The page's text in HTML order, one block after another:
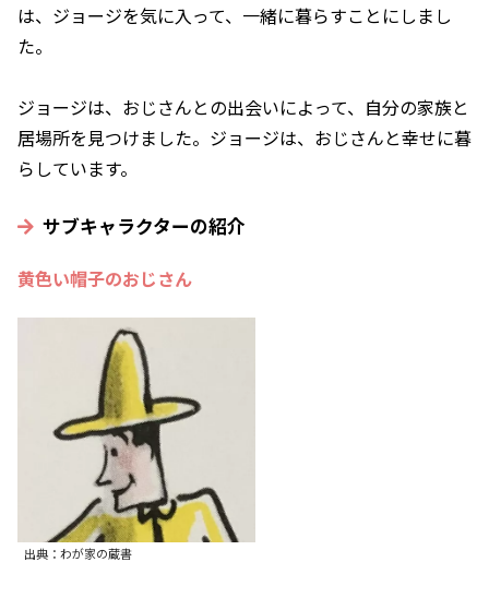
は、ジョージを気に入って、一緒に暮らすことにしまし
た。
ジョージは、おじさんとの出会いによって、自分の家族と
居場所を見つけました。ジョージは、おじさんと幸せに暮
らしています。
サブキャラクターの紹介
黄色い帽子のおじさん
出典：わが家の蔵書